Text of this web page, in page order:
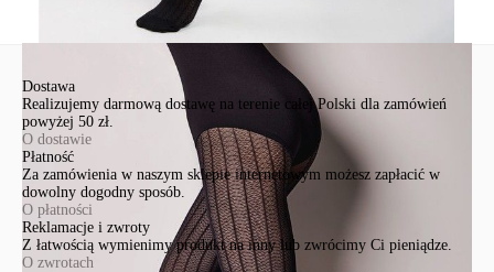
Dostawa
Realizujemy darmową dostawę na terenie całej Polski dla zamówień
powyżej 50 zł.
O dostawie
Płatność
Za zamówienia w naszym sklepie internetowym możesz zapłacić w
dowolny dogodny sposób.
O płatności
Reklamacje i zwroty
Z łatwością wymienimy produkt na inny lub zwrócimy Ci pieniądze.
O zwrotach